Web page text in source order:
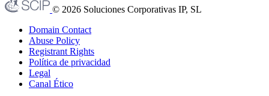
© 2026 Soluciones Corporativas IP, SL
Domain Contact
Abuse Policy
Registrant Rights
Política de privacidad
Legal
Canal Ético